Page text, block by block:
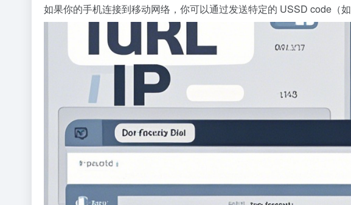
如果你的手机连接到移动网络，你可以通过发送特定的 USSD code（如